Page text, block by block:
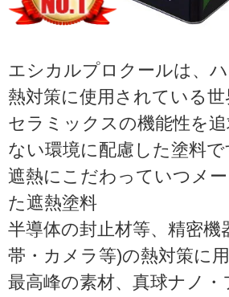
エシカルプロクールは、
熱対策に使用されている世
セラミックスの機能性を
ない環境に配慮した塗料で
遮熱にこだわっていつメ
た遮熱塗料
半導体の封止材等、精密機
帯・カメラ等)の熱対策に
最高峰の素材、真球ナノ・